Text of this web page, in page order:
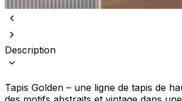
Description
Tapis Golden – une ligne de tapis de